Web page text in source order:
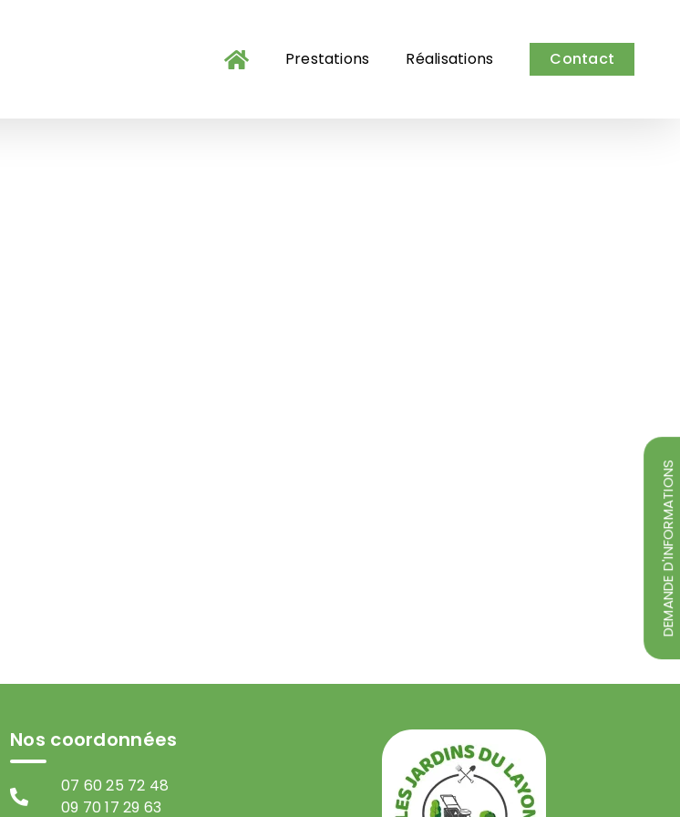
Prestations Réalisations Contact
Nos coordonnées
07 60 25 72 48
09 70 17 29 63
DEMANDE D'INFORMATIONS